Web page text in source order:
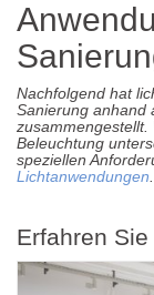
Nachfolgend hat
Sanierung anhand
Beleuchtung
speziellen
Lichtanwendungen
Erfahren